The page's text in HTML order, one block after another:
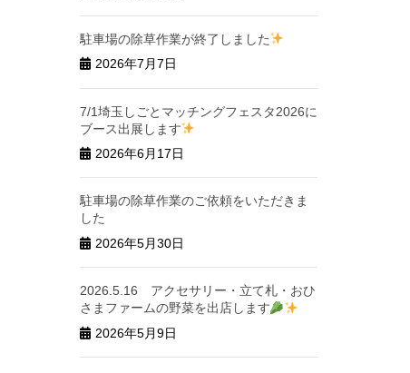
駐車場の除草作業が終了しました
2026年7月7日
7/1埼玉しごとマッチングフェスタ2026に
ブース出展します
2026年6月17日
駐車場の除草作業のご依頼をいただきま
した
2026年5月30日
2026.5.16 アクセサリー・立て札・おひ
さまファームの野菜を出店します
2026年5月9日